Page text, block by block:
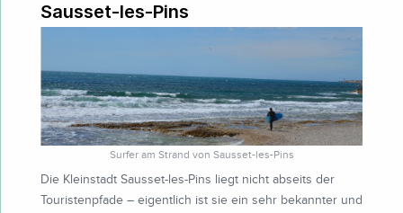
Sausset-les-Pins
Surfer am Strand von Sausset-les-Pins
Die Kleinstadt Sausset-les-Pins liegt nicht abseits der
Touristenpfade – eigentlich ist sie ein sehr bekannter und